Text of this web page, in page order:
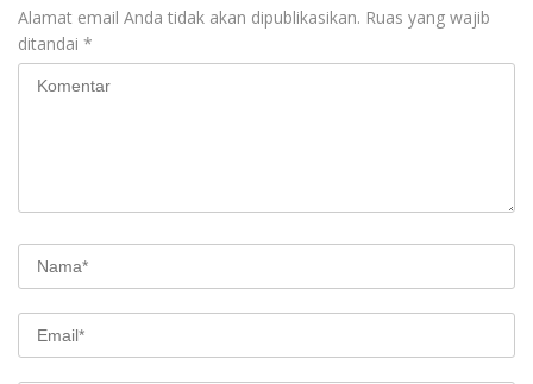
Alamat email Anda tidak akan dipublikasikan. Ruas yang wajib
ditandai *